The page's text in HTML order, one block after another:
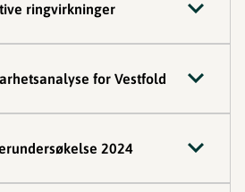
ringvirkninger
for Vestfold
2024